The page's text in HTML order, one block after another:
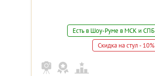
Есть в Шоу-Руме в МСК и СПБ
Скидка на стул - 10%